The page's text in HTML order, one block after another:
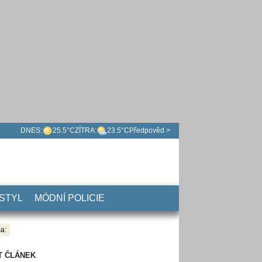
DNES: 25.5°CZÍTRA: 23.5°C Předpověd >
MÓDNÍ POLICIE
ČLÁNEK